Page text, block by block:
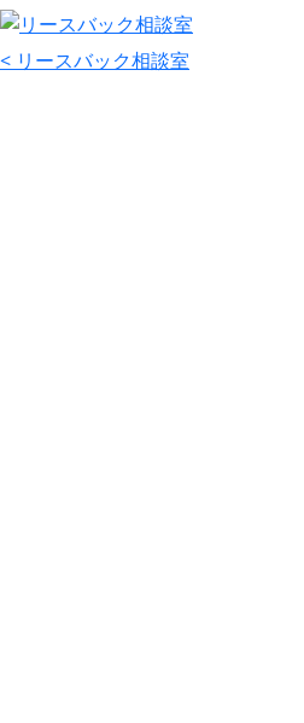
< リースバック相談室